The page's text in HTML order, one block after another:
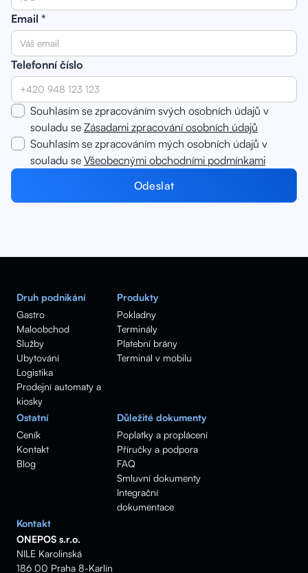
Email *
Telefonní číslo
Souhlasím se zpracováním svých osobních údajů v
souladu se Zásadami zpracování osobních údajů
Souhlasím se zpracováním mých osobních údajů v
souladu se Všeobecnými obchodními podmínkami
Druh podnikání
Gastro
Maloobchod
Služby
Ubytování
Logistika
Prodejní automaty a
kiosky
Produkty
Pokladny
Terminály
Platební brány
Terminál v mobilu
Ostatní
Ceník
Kontakt
Blog
Důležité dokumenty
Poplatky a proplácení
Příručky a podpora
FAQ
Smluvní dokumenty
Integrační
dokumentace
Kontakt
ONEPOS s.r.o.
NILE Karolinská
186 00 Praha 8-Karlín